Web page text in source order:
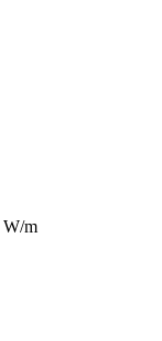
W/m